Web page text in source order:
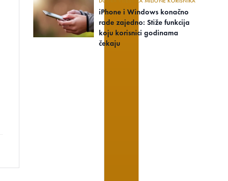
iPhone i Windows konačno
rade zajedno: Stiže funkcija
koju korisnici godinama
čekaju